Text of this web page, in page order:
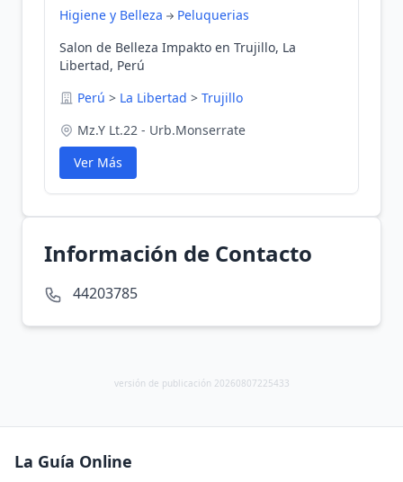
Higiene y Belleza
Peluquerias
Salon de Belleza Impakto en Trujillo, La
Libertad, Perú
Perú > La Libertad > Trujillo
Mz.Y Lt.22 - Urb.Monserrate
Ver Más
Información de Contacto
44203785
versión de publicación 20260807225433
La Guía Online